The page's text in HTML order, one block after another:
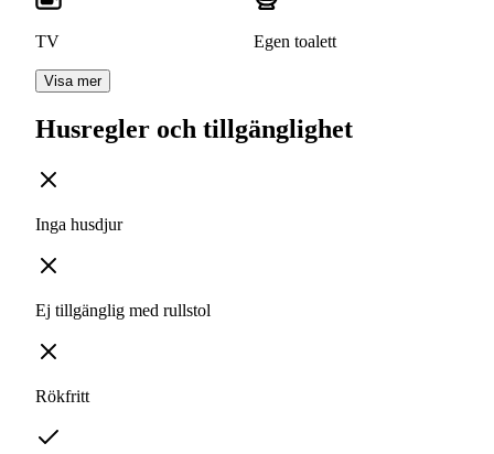
TV Egen toalett
Visa mer
Husregler och tillgänglighet
Inga husdjur
Ej tillgänglig med rullstol
Rökfritt